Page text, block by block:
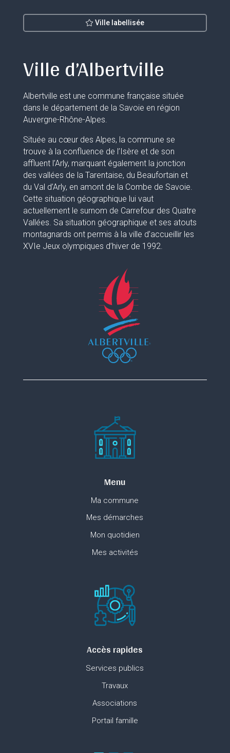
Ville labellisée
Ville d’Albertville
Albertville est une commune française située
dans le département de la Savoie en région
Auvergne-Rhône-Alpes.
Située au cœur des Alpes, la commune se
trouve à la confluence de l’Isère et de son
affluent l’Arly, marquant également la jonction
des vallées de la Tarentaise, du Beaufortain et
du Val d’Arly, en amont de la Combe de Savoie.
Cette situation géographique lui vaut
actuellement le surnom de Carrefour des Quatre
Vallées. Sa situation géographique et ses atouts
montagnards ont permis à la ville d’accueillir les
XVIe Jeux olympiques d’hiver de 1992.
Menu
Ma commune
Mes démarches
Mon quotidien
Mes activités
Accès rapides
Services publics
Travaux
Associations
Portail famille